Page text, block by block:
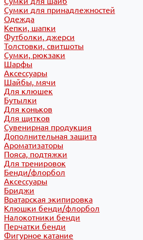
Сумки для принадлежностей
Одежда
Кепки, шапки
Футболки, джерси
Толстовки, свитшоты
Сумки, рюкзаки
Шарфы
Аксессуары
Шайбы, мячи
Для клюшек
Бутылки
Для коньков
Для щитков
Сувенирная продукция
Дополнительная защита
Ароматизаторы
Пояса, подтяжки
Для тренировок
Бенди/флорбол
Аксессуары
Бриджи
Вратарская экипировка
Клюшки бенди/флорбол
Налокотники бенди
Перчатки бенди
Фигурное катание